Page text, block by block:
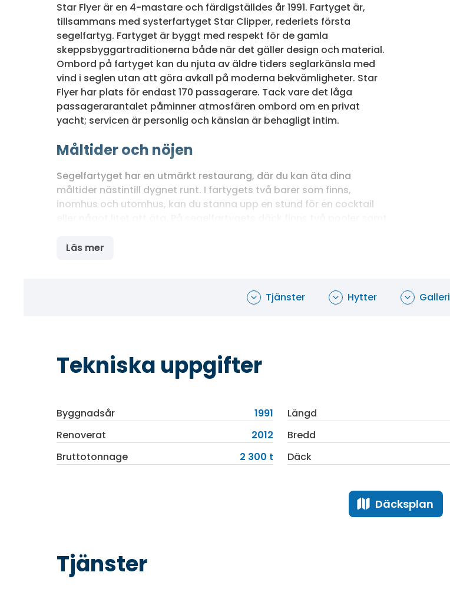
Star Flyer är en 4-mastare och färdigställdes år 1991. Fartyget är,
tillsammans med systerfartyget Star Clipper, rederiets första
segelfartyg. Fartyget är byggt med respekt för de gamla
skeppsbyggartraditionerna både när det gäller design och material.
Ombord på fartyget kan du njuta av äldre tiders seglarkänsla med
vind i seglen utan att göra avkall på moderna bekvämligheter. Star
Flyer har plats för endast 170 passagerare. Tack vare det låga
passagerarantalet påminner atmosfären ombord om en privat
yacht; servicen är personlig och känslan är behagligt intim.
Måltider och nöjen
Segelfartyget har en utmärkt restaurang, där du kan äta dina
måltider nästintill dygnet runt. I fartygets två barer som finns,
inomhus och utomhus, kan du stanna upp en stund för en cocktail
biblioteket, som är inrett i Edvardiansk stil, kan du sjunka ned i en
Läs mer
Tjänster Hytter Galleri
Tekniska uppgifter
Byggnadsår
1991
Renoverat
2012
Bruttotonnage
2 300 t
Längd
Bredd
Däck
Däcksplan
Tjänster